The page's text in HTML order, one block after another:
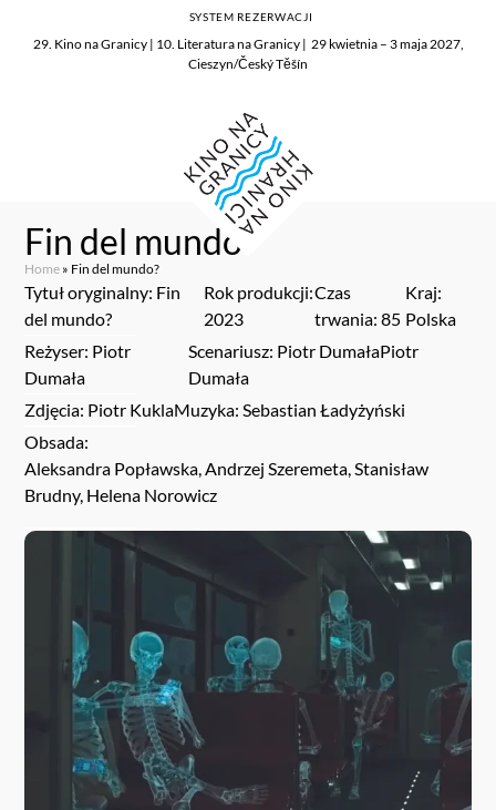
29. Kino na Granicy | 10. Literatura na Granicy | 29 kwietnia – 3 maja 2027,
Cieszyn/Český Těšín
SYSTEM REZERWACJI
Fin del mundo?
Home » Fin del mundo?
Tytuł oryginalny: Fin
del mundo?
Rok produkcji:
2023
Czas
trwania: 85
Kraj:
Polska
Reżyser: Piotr
Dumała
Scenariusz: Piotr DumałaPiotr
Dumała
Zdjęcia: Piotr KuklaMuzyka: Sebastian Ładyżyński
Obsada:
Aleksandra Popławska, Andrzej Szeremeta, Stanisław
Brudny, Helena Norowicz